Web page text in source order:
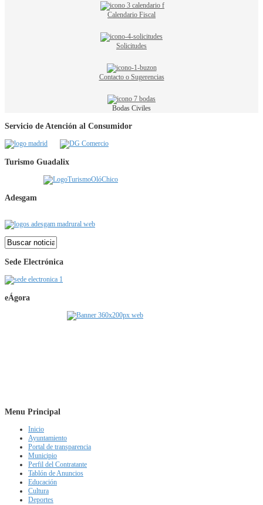
Calendario Fiscal
Solicitudes
Contacto o Sugerencias
Bodas Civiles
Servicio de Atención al Consumidor
Turismo Guadalix
Adesgam
Sede Electrónica
eÁgora
Menu Principal
Inicio
Ayuntamiento
Portal de transparencia
Municipio
Perfil del Contratante
Tablón de Anuncios
Educación
Cultura
Deportes